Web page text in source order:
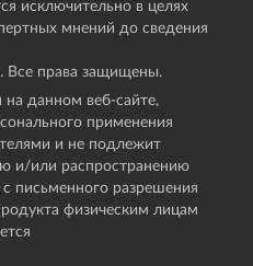
исключительно в целях
мнений до сведения
Все права защищены.
данном веб-сайте,
применения
и не подлежит
и/или распространению
письменного разрешения
физическим лицам